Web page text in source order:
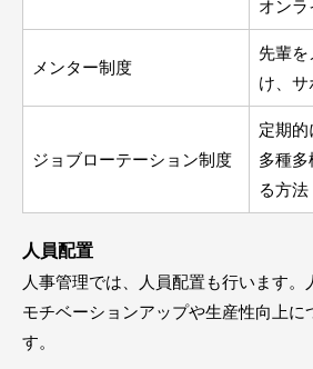
オンラ
メンター制度
先輩を
け、
ジョブローテーション制度
定期的
多種
る方法
人員配置
人事管理では、人員配置も行います
モチベーションアップや生産性向上に
す。